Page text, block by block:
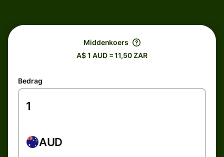
Middenkoers
A$ 1 AUD = 11,50 ZAR
Bedrag
AUD